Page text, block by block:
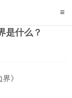
是什么？
》